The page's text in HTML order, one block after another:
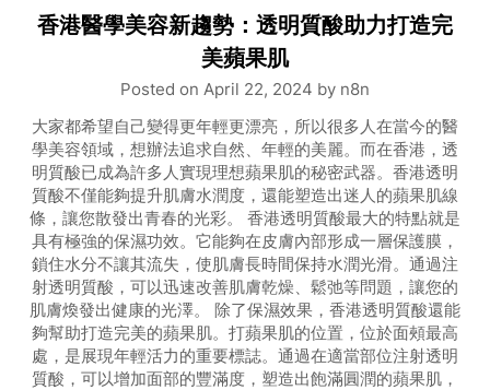
香港醫學美容新趨勢：透明質酸助力打造完
美蘋果肌
Posted on April 22, 2024 by n8n
大家都希望自己變得更年輕更漂亮，所以很多人在當今的醫
學美容領域，想辦法追求自然、年輕的美麗。而在香港，透
明質酸已成為許多人實現理想蘋果肌的秘密武器。香港透明
質酸不僅能夠提升肌膚水潤度，還能塑造出迷人的蘋果肌線
條，讓您散發出青春的光彩。 香港透明質酸最大的特點就是
具有極強的保濕功效。它能夠在皮膚內部形成一層保護膜，
鎖住水分不讓其流失，使肌膚長時間保持水潤光滑。通過注
射透明質酸，可以迅速改善肌膚乾燥、鬆弛等問題，讓您的
肌膚煥發出健康的光澤。 除了保濕效果，香港透明質酸還能
夠幫助打造完美的蘋果肌。打蘋果肌的位置，位於面頰最高
處，是展現年輕活力的重要標誌。通過在適當部位注射透明
質酸，可以增加面部的豐滿度，塑造出飽滿圓潤的蘋果肌，